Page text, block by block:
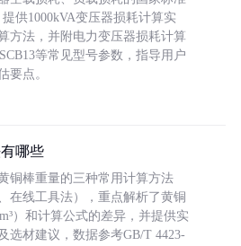
提供1000kVA变压器损耗计算实
方法，并附电力变压器损耗计算
等常见型号参数，指导用户
要点。
哪些
铜棒重量的三种常用计算方法
在线工具法），重点解析了黄铜
）和计算公式的差异，并提供实
选材建议，数据参考GB/T 4423-